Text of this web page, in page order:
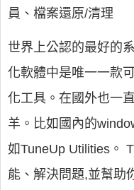
員、檔案還原/清理
世界上公認的最好的
化軟體中是唯一一款
化工具。在國外也一
羊。比如國內的
如TuneUp Utilities。
能、解決問題,並幫助